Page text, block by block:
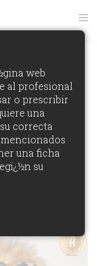
Ganadores de la
web
al profesional
o prescribir
una
correcta
una ficha
su